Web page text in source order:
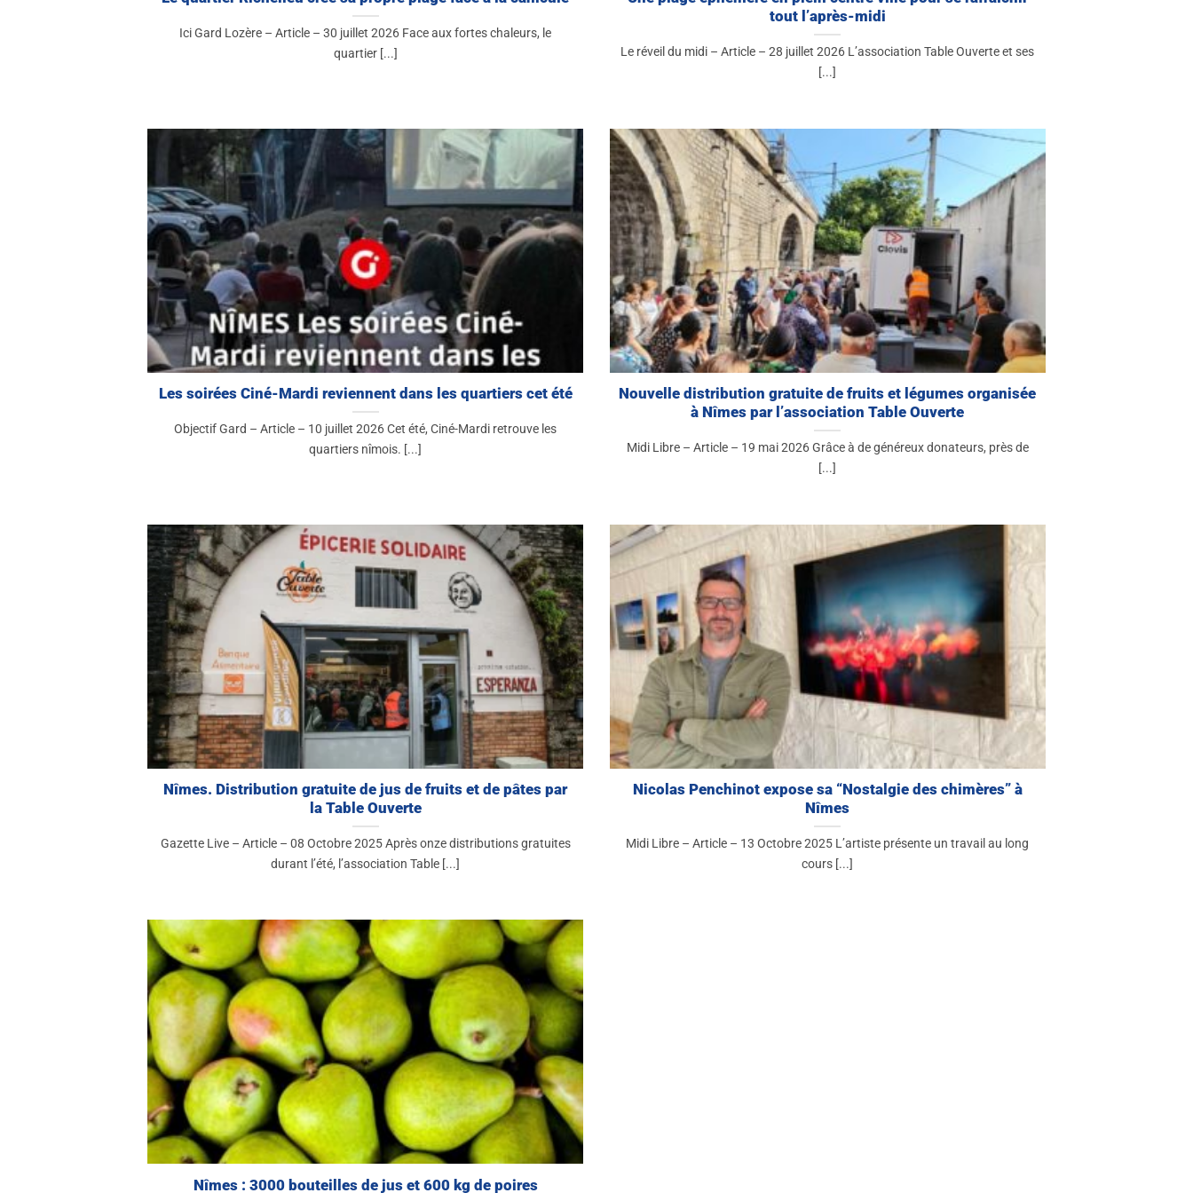
Ici Gard Lozère – Article – 30 juillet 2026 Face aux fortes chaleurs, le
quartier [...]
tout l’après-midi
Le réveil du midi – Article – 28 juillet 2026 L’association Table Ouverte et ses
[...]
Les soirées Ciné-Mardi reviennent dans les quartiers cet été
Objectif Gard – Article – 10 juillet 2026 Cet été, Ciné-Mardi retrouve les
quartiers nîmois. [...]
Nouvelle distribution gratuite de fruits et légumes organisée
à Nîmes par l’association Table Ouverte
Midi Libre – Article – 19 mai 2026 Grâce à de généreux donateurs, près de
[...]
Nîmes. Distribution gratuite de jus de fruits et de pâtes par
la Table Ouverte
Gazette Live – Article – 08 Octobre 2025 Après onze distributions gratuites
durant l’été, l’association Table [...]
Nicolas Penchinot expose sa “Nostalgie des chimères” à
Nîmes
Midi Libre – Article – 13 Octobre 2025 L’artiste présente un travail au long
cours [...]
Nîmes : 3000 bouteilles de jus et 600 kg de poires